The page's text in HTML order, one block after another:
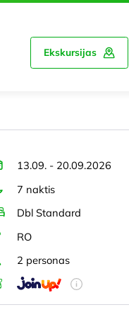
Ekskursijas
13.09. - 20.09.2026
7 naktis
Dbl Standard
RO
2 personas